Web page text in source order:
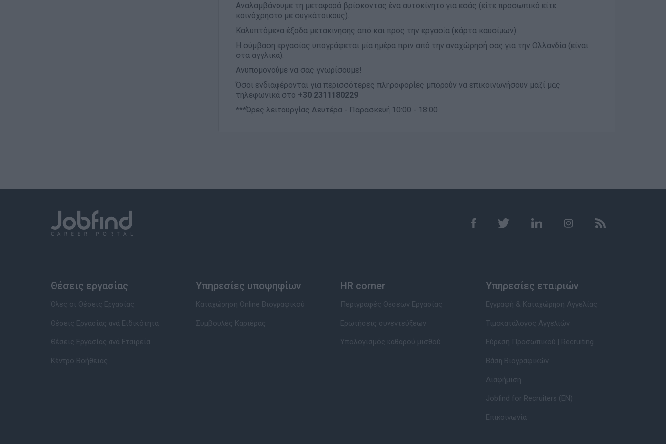
Αναλαμβάνουμε τη μεταφορά βρίσκοντας ένα αυτοκίνητο για εσάς (είτε προσωπικό είτε
κοινόχρηστο με συγκάτοικους).
Καλυπτόμενα έξοδα μετακίνησης από και προς την εργασία (κάρτα καυσίμων).
Η σύμβαση εργασίας υπογράφεται μία ημέρα πριν από την αναχώρησή σας για την Ολλανδία (είναι
στα αγγλικά).
Ανυπομονούμε να σας γνωρίσουμε!
Όσοι ενδιαφέρονται για περισσότερες πληροφορίες μπορούν να επικοινωνήσουν μαζί μας
τηλεφωνικά στο +30 2311180229
***Ώρες λειτουργίας Δευτέρα - Παρασκευή 10:00 - 18:00
Θέσεις εργασίας
Όλες οι Θέσεις Εργασίας
Θέσεις Εργασίας ανά Ειδικότητα
Θέσεις Εργασίας ανά Εταιρεία
Κέντρο Βοήθειας
Υπηρεσίες υποψηφίων
Καταχώρηση Online Βιογραφικού
Συμβουλές Καριέρας
HR corner
Περιγραφές Θέσεων Εργασίας
Ερωτήσεις συνεντεύξεων
Υπολογισμός καθαρού μισθού
Υπηρεσίες εταιριών
Εγγραφή & Καταχώρηση Αγγελίας
Τιμοκατάλογος Αγγελιών
Εύρεση Προσωπικού | Recruiting
Βάση Βιογραφικών
Διαφήμιση
Jobfind for Recruiters (EN)
Επικοινωνία